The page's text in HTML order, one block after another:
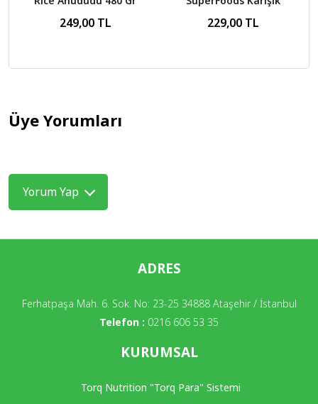
249,00 TL 229,00 TL
Üye Yorumları
Yorum Yap
ADRES
Ferhatpaşa Mah. 6. Sok. No: 23-25 34888 Ataşehir / İstanbul
Telefon : 0216 606 53 35
KURUMSAL
Torq Nutrition "Torq Para" Sistemi